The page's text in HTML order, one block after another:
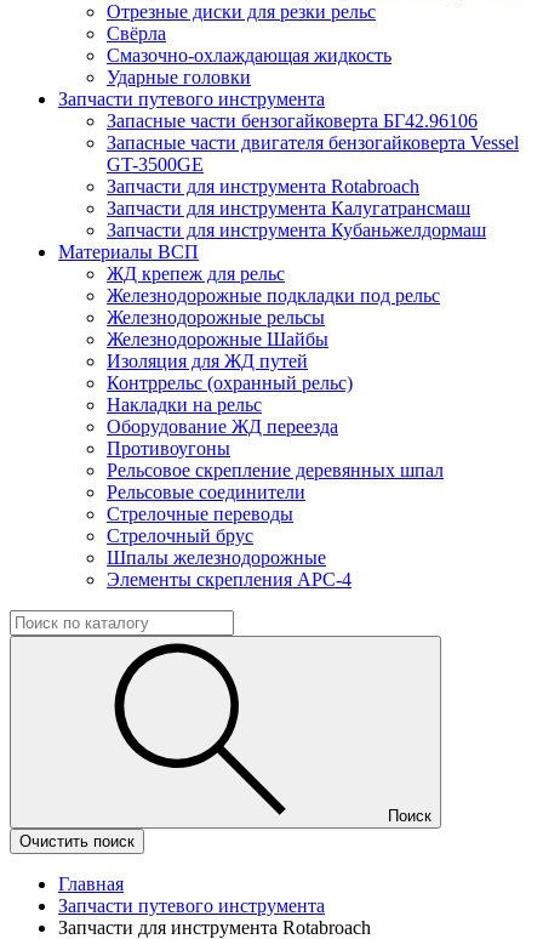
Отрезные диски для резки рельс
Свёрла
Смазочно-охлаждающая жидкость
Ударные головки
Запчасти путевого инструмента
Запасные части бензогайковерта БГ42.96106
Запасные части двигателя бензогайковерта Vessel
GT-3500GE
Запчасти для инструмента Rotabroach
Запчасти для инструмента Калугатрансмаш
Запчасти для инструмента Кубаньжелдормаш
Материалы ВСП
ЖД крепеж для рельс
Железнодорожные подкладки под рельс
Железнодорожные рельсы
Железнодорожные Шайбы
Изоляция для ЖД путей
Контррельс (охранный рельс)
Накладки на рельс
Оборудование ЖД переезда
Противоугоны
Рельсовое скрепление деревянных шпал
Рельсовые соединители
Стрелочные переводы
Стрелочный брус
Шпалы железнодорожные
Элементы скрепления АРС-4
Поиск
Очистить поиск
Главная
Запчасти путевого инструмента
Запчасти для инструмента Rotabroach